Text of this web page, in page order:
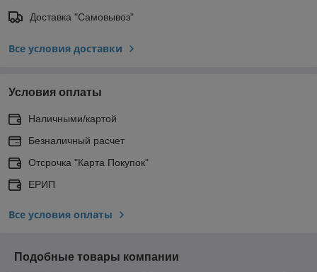
Доставка "Самовывоз"
Все условия доставки
Условия оплаты
Наличными/картой
Безналичный расчет
Отсрочка "Карта Покупок"
ЕРИП
Все условия оплаты
Подобные товары компании